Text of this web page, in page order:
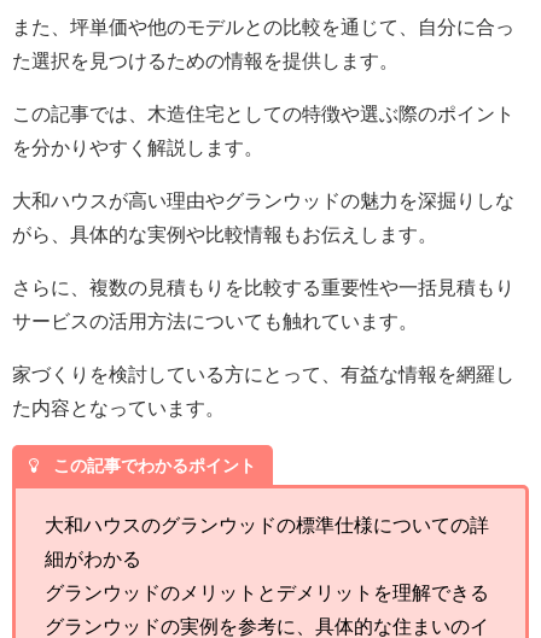
また、坪単価や他のモデルとの比較を通じて、自分に合っ
た選択を見つけるための情報を提供します。
この記事では、木造住宅としての特徴や選ぶ際のポイント
を分かりやすく解説します。
大和ハウスが高い理由やグランウッドの魅力を深掘りしな
がら、具体的な実例や比較情報もお伝えします。
さらに、複数の見積もりを比較する重要性や一括見積もり
サービスの活用方法についても触れています。
家づくりを検討している方にとって、有益な情報を網羅し
た内容となっています。
この記事でわかるポイント
大和ハウスのグランウッドの標準仕様についての詳
細がわかる
グランウッドのメリットとデメリットを理解できる
グランウッドの実例を参考に、具体的な住まいのイ